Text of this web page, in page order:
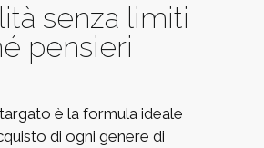
senza limiti
pensieri
è la formula ideale
di ogni genere di